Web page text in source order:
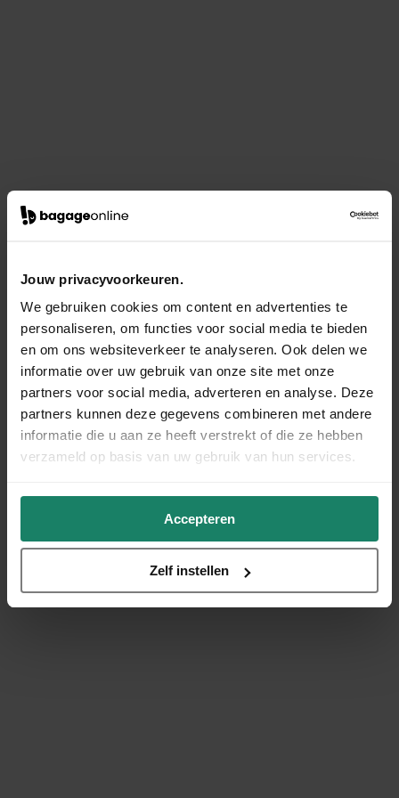
Jouw privacyvoorkeuren.
We gebruiken cookies om content en advertenties te
personaliseren, om functies voor social media te bieden
en om ons websiteverkeer te analyseren. Ook delen we
informatie over uw gebruik van onze site met onze
partners voor social media, adverteren en analyse. Deze
partners kunnen deze gegevens combineren met andere
informatie die u aan ze heeft verstrekt of die ze hebben
verzameld op basis van uw gebruik van hun services.
Accepteren
Zelf instellen